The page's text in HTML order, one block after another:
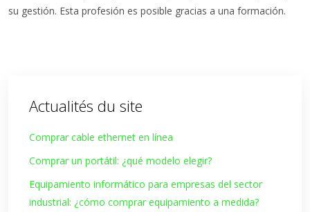
su gestión. Esta profesión es posible gracias a una formación.
Actualités du site
Comprar cable ethernet en línea
Comprar un portátil: ¿qué modelo elegir?
Equipamiento informático para empresas del sector
industrial: ¿cómo comprar equipamiento a medida?